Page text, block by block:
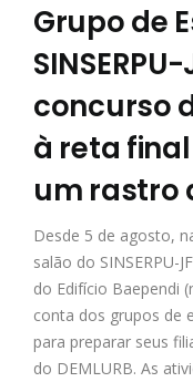
Grupo de
concurso
à reta
um rastro
Desde 5 de agosto,
salão do SINSERPU-
do Edifício Baependi
conta dos grupos de
para preparar seus
do DEMLURB. As